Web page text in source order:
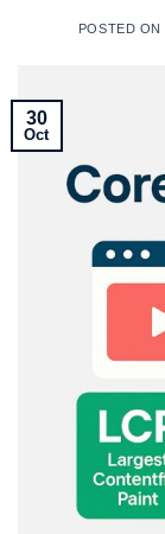
POSTED ON
30
Oct